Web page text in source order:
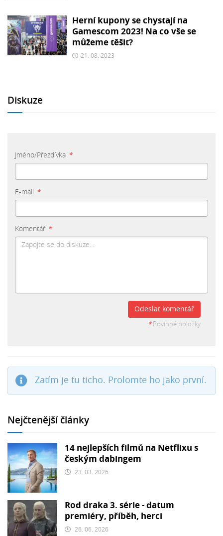
Herní kupony se chystají na
Gamescom 2023! Na co vše se
můžeme těšit?
21. 08. 2023
Diskuze
Jméno/Přezdívka *
E-mail *
Komentář *
Odeslat komentář
*Povinné položky
Zatím je tu ticho. Prolomte ho jako první.
Nejčtenější články
14 nejlepších filmů na Netflixu s
českým dabingem
23. 03. 2026
Rod draka 3. série - datum
premiéry, příběh, herci
26. 06. 2026